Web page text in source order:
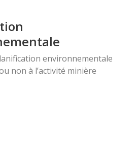
environnementale
non à l’activité minière